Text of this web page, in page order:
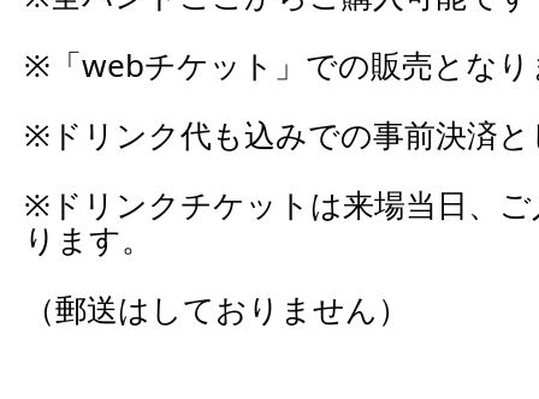
※「webチケット」での販売となり
※ドリンク代も込みでの事前決済
※ドリンクチケットは来場当日、
ります。
（郵送はしておりません）